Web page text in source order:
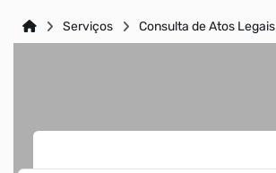
Diário Oficial
Serviços Consulta de Atos Legais